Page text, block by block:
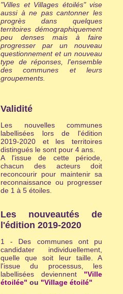
"Villes et Villages étoilés" vise
aussi à ne pas cantonner les
progrès dans quelques
territoires démographiquement
peu denses mais à faire
progresser par un nouveau
questionnement et un nouveau
type de réponses, l'ensemble
des communes et leurs
groupements.
Validité
Les nouvelles communes
labellisées lors de l'édition
2019-2020 et les territoires
distingués le sont pour 4 ans.
A l'issue de cette période,
chacun des acteurs doit
reconcourir pour maintenir sa
reconnaissance ou progresser
de 1 à 5 étoiles.
Les nouveautés de
l'édition 2019-2020
1 - Des communes ont pu
candidater individuellement,
quelle que soit leur taille. A
l'issue du processus, les
labellisées deviennent "Ville
étoilée" ou "Village étoilé"